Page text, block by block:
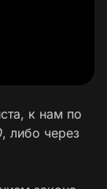
к нам по
, либо через